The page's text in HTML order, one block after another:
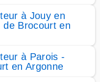
à Jouy en
Brocourt en
à Parois -
en Argonne